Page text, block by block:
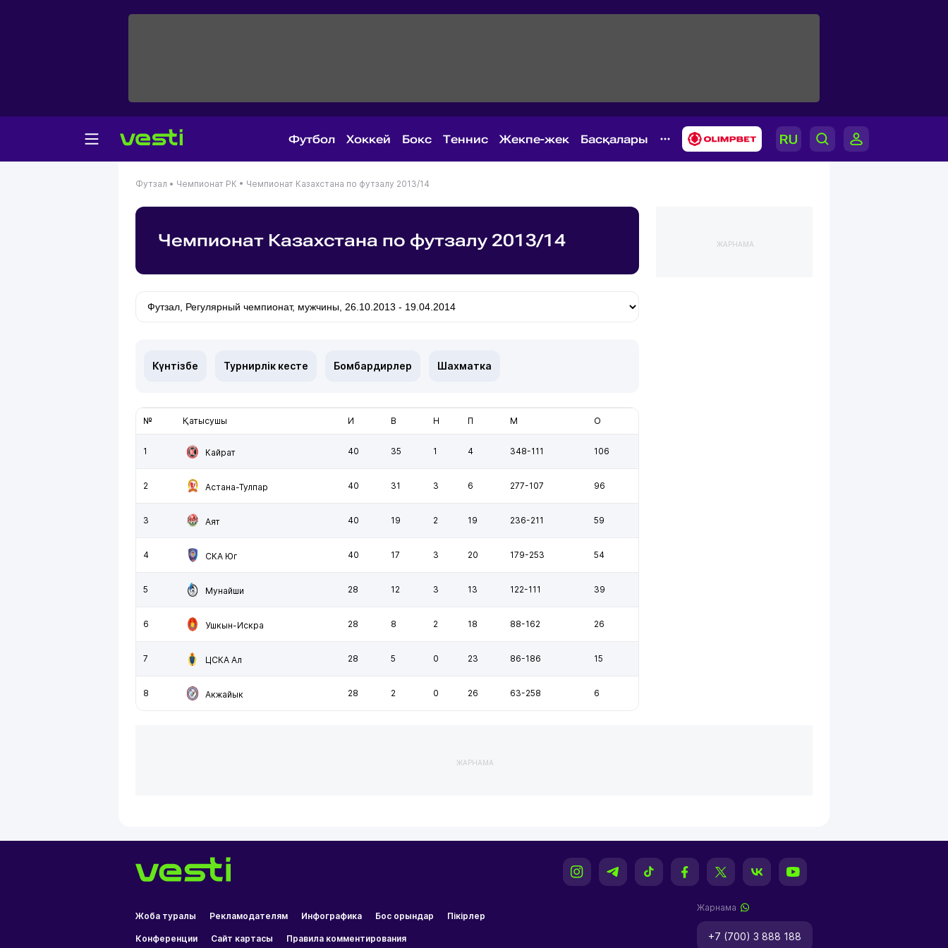
Футбол Хоккей Бокс Теннис Жекпе-жек Басқалары
Футзал • Чемпионат РК • Чемпионат Казахстана по футзалу 2013/14
Чемпионат Казахстана по футзалу 2013/14
Күнтізбе Турнирлік кесте Бомбардирлер Шахматка
№ Қатысушы И В Н П М О
1 Кайрат 40 35 1 4 348-111 106
2 Астана-Тулпар 40 31 3 6 277-107 96
3 Аят 40 19 2 19 236-211 59
4 СКА Юг 40 17 3 20 179-253 54
5 Мунайши 28 12 3 13 122-111 39
6 Ушкын-Искра 28 8 2 18 88-162 26
7 ЦСКА Ал 28 5 0 23 86-186 15
8 Акжайык 28 2 0 26 63-258 6
ЖАРНАМА
ЖАРНАМА
Жоба туралы Рекламодателям Инфографика Бос орындар Пікірлер
Конференции Сайт картасы Правила комментирования
Жарнама
+7 (700) 3 888 188